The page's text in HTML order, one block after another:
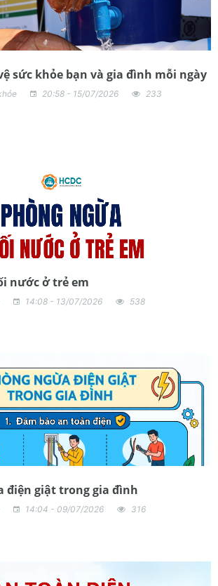
sức khỏe bạn và gia đình mỗi ngày
20:58 - 15/07/2026 233
nước ở trẻ em
14:08 - 13/07/2026 538
điện giật trong gia đình
14:04 - 09/07/2026 316